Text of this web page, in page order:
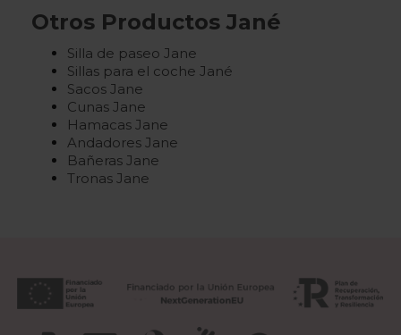
Otros Productos Jané
Silla de paseo Jane
Sillas para el coche Jané
Sacos Jane
Cunas Jane
Hamacas Jane
Andadores Jane
Bañeras Jane
Tronas Jane